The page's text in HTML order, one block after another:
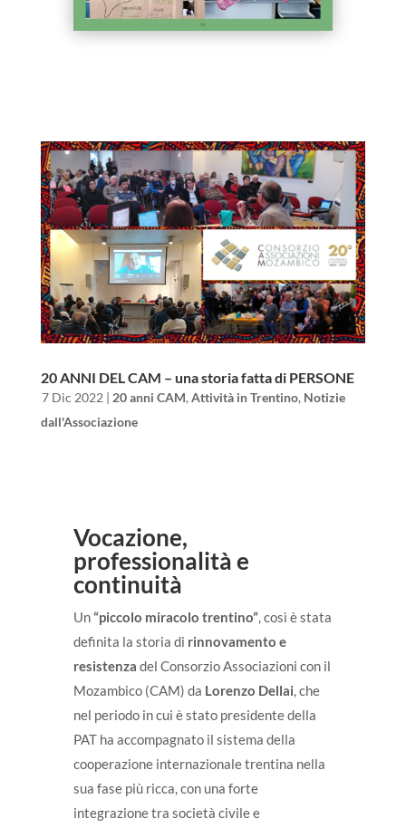
20 ANNI DEL CAM – una storia fatta di PERSONE
7 Dic 2022| 20 anni CAM,Attività in Trentino, Notizie
dall'Associazione
Vocazione,
professionalità e
continuità
Un“piccolo miracolo trentino”, così è stata
definita la storia di rinnovamento e
resistenza del Consorzio Associazioni con il
Mozambico (CAM) da Lorenzo Dellai, che
nel periodo in cui è stato presidente della
PAT ha accompagnato il sistema della
cooperazione internazionale trentina nella
sua fase più ricca, con una forte
integrazione tra società civile e